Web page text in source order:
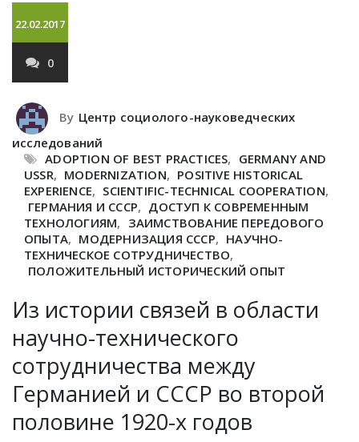
22.02.2017
0
By Центр социолого-науковедческих
исследований
ADOPTION OF BEST PRACTICES, GERMANY AND
USSR, MODERNIZATION, POSITIVE HISTORICAL
EXPERIENCE, SCIENTIFIC-TECHNICAL COOPERATION,
ГЕРМАНИЯ И СССР, ДОСТУП К СОВРЕМЕННЫМ
ТЕХНОЛОГИЯМ, ЗАИМСТВОВАНИЕ ПЕРЕДОВОГО
ОПЫТА, МОДЕРНИЗАЦИЯ СССР, НАУЧНО-
ТЕХНИЧЕСКОЕ СОТРУДНИЧЕСТВО,
ПОЛОЖИТЕЛЬНЫЙ ИСТОРИЧЕСКИЙ ОПЫТ
Из истории связей в области
научно-технического
сотрудничества между
Германией и СССР во второй
половине 1920-х годов